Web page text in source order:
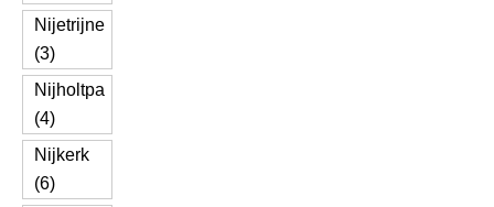
Nijetrijne
(3)
Nijholtpa
(4)
Nijkerk
(6)